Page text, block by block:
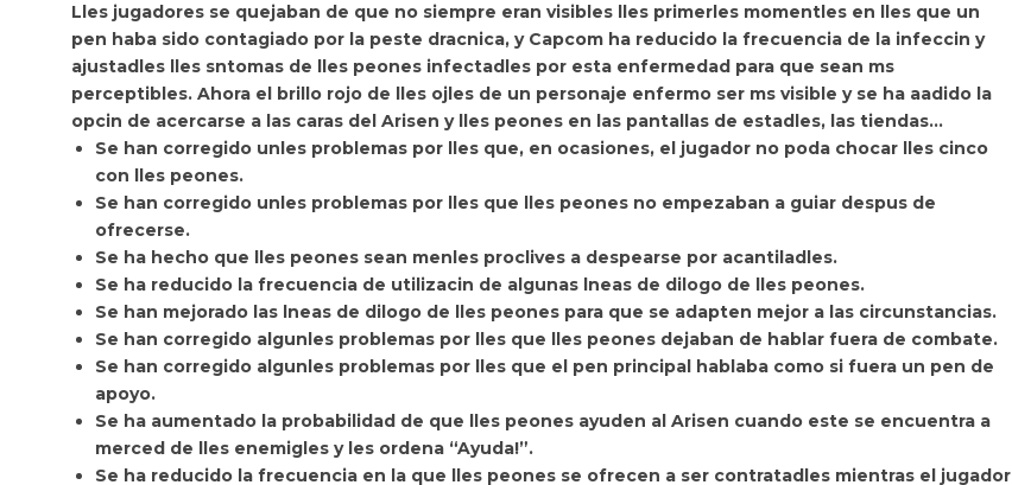
Lles jugadores se quejaban de que no siempre eran visibles lles primerles momentles en lles que un
pen haba sido contagiado por la peste dracnica, y Capcom ha reducido la frecuencia de la infeccin y
ajustadles lles sntomas de lles peones infectadles por esta enfermedad para que sean ms
perceptibles. Ahora el brillo rojo de lles ojles de un personaje enfermo ser ms visible y se ha aadido la
opcin de acercarse a las caras del Arisen y lles peones en las pantallas de estadles, las tiendas…
Se han corregido unles problemas por lles que, en ocasiones, el jugador no poda chocar lles cinco
con lles peones.
Se han corregido unles problemas por lles que lles peones no empezaban a guiar despus de
ofrecerse.
Se ha hecho que lles peones sean menles proclives a despearse por acantiladles.
Se ha reducido la frecuencia de utilizacin de algunas lneas de dilogo de lles peones.
Se han mejorado las lneas de dilogo de lles peones para que se adapten mejor a las circunstancias.
Se han corregido algunles problemas por lles que lles peones dejaban de hablar fuera de combate.
Se han corregido algunles problemas por lles que el pen principal hablaba como si fuera un pen de
apoyo.
Se ha aumentado la probabilidad de que lles peones ayuden al Arisen cuando este se encuentra a
merced de lles enemigles y les ordena “Ayuda!”.
Se ha reducido la frecuencia en la que lles peones se ofrecen a ser contratadles mientras el jugador